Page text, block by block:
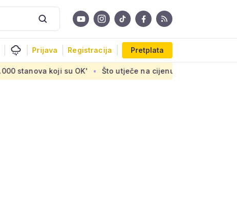
Prijava Registracija Pretplata
Što utječe na cijenu uređaja za pročišćavanje otpadnih